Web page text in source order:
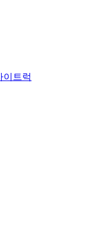
이트럭